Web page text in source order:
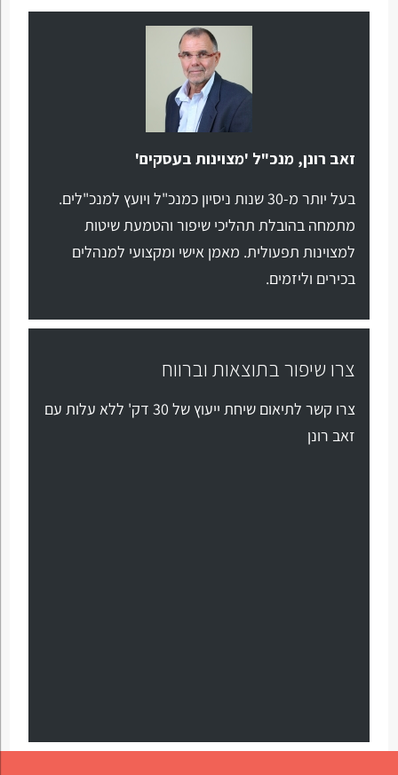
זאב רונן, מנכ"ל 'מצוינות בעסקים'
בעל יותר מ-30 שנות ניסיון כמנכ"ל ויועץ למנכ"לים.
מתמחה בהובלת תהליכי שיפור והטמעת שיטות
למצוינות תפעולית. מאמן אישי ומקצועי למנהלים
בכירים וליזמים.
צרו שיפור בתוצאות וברווח
צרו קשר לתיאום שיחת ייעוץ של 30 דק' ללא עלות עם
זאב רונן